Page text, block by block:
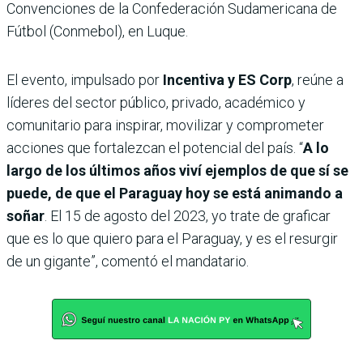
Convenciones de la Confederación Sudamericana de
Fútbol (Conmebol), en Luque.
El evento, impulsado por Incentiva y ES Corp, reúne a
líderes del sector público, privado, académico y
comunitario para inspirar, movilizar y comprometer
acciones que fortalezcan el potencial del país. “A lo
largo de los últimos años viví ejemplos de que sí se
puede, de que el Paraguay hoy se está animando a
soñar . El 15 de agosto del 2023, yo trate de graficar
que es lo que quiero para el Paraguay, y es el resurgir
de un gigante”, comentó el mandatario.